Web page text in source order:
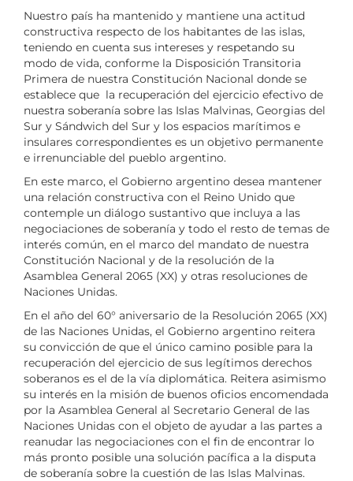
Nuestro país ha mantenido y mantiene una actitud
constructiva respecto de los habitantes de las islas,
teniendo en cuenta sus intereses y respetando su
modo de vida, conforme la Disposición Transitoria
Primera de nuestra Constitución Nacional donde se
establece que la recuperación del ejercicio efectivo de
nuestra soberanía sobre las Islas Malvinas, Georgias del
Sur y Sándwich del Sur y los espacios marítimos e
insulares correspondientes es un objetivo permanente
e irrenunciable del pueblo argentino.
En este marco, el Gobierno argentino desea mantener
una relación constructiva con el Reino Unido que
contemple un diálogo sustantivo que incluya a las
negociaciones de soberanía y todo el resto de temas de
interés común, en el marco del mandato de nuestra
Constitución Nacional y de la resolución de la
Asamblea General 2065 (XX) y otras resoluciones de
Naciones Unidas.
En el año del 60° aniversario de la Resolución 2065 (XX)
de las Naciones Unidas, el Gobierno argentino reitera
su convicción de que el único camino posible para la
recuperación del ejercicio de sus legítimos derechos
soberanos es el de la vía diplomática. Reitera asimismo
su interés en la misión de buenos oficios encomendada
por la Asamblea General al Secretario General de las
Naciones Unidas con el objeto de ayudar a las partes a
reanudar las negociaciones con el fin de encontrar lo
más pronto posible una solución pacífica a la disputa
de soberanía sobre la cuestión de las Islas Malvinas.